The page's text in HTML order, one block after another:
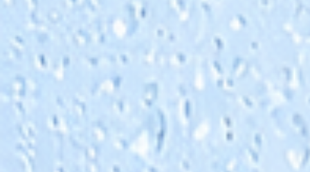
Eine Auswahl geeigneter Antiscalant-Produkte
auch direkt über unseren Online-Shop
finden Sie flüssige Konzentrate für
und Nanofiltrationsanlagen sowie passendes